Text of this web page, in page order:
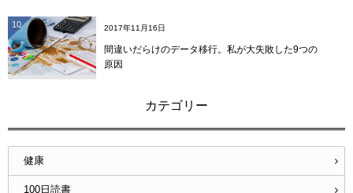
10 2017年11月16日
間違いだらけのデータ移行。私が大失敗した9つの
原因
カテゴリー
健康
100日読書